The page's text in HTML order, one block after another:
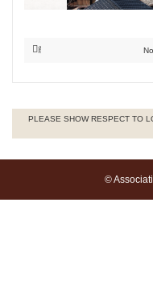
前の記事へ
PLEASE SHOW RESPECT TO
©